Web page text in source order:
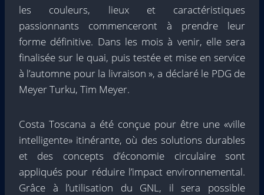
les couleurs, lieux et caractéristiques
passionnants commenceront à prendre leur
forme définitive. Dans les mois à venir, elle sera
finalisée sur le quai, puis testée et mise en service
à l’automne pour la livraison », a déclaré le PDG de
Meyer Turku, Tim Meyer.
Costa Toscana a été conçue pour être une «ville
intelligente» itinérante, où des solutions durables
et des concepts d’économie circulaire sont
appliqués pour réduire l’impact environnemental.
Grâce à l’utilisation du GNL, il sera possible